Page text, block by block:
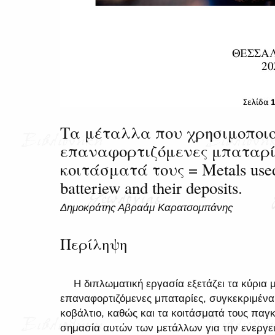
Τα μέταλλα που
επαναφορτιζόμενες
κοιτάσματά τους = Metals
batteriew and their deposits.
Δημοκράτης Αβραάμ Καρατσομπάνης
Περίληψη
Η διπλωματική εργασία εξετάζει τα κύρια
επαναφορτιζόμενες μπαταρίες, συγκεκριμένα
κοβάλτιο, καθώς και τα κοιτάσματά τους
σημασία αυτών των μετάλλων για την